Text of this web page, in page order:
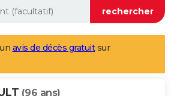
avis de décès gratuitsur
(96 ans)